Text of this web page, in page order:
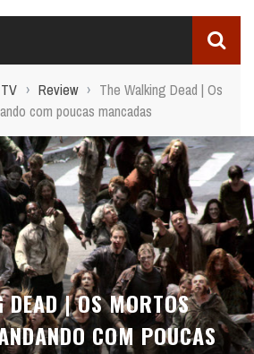
› Review › The Walking Dead | Os
com poucas mancadas
DEAD | OS MORTOS
COM POUCAS